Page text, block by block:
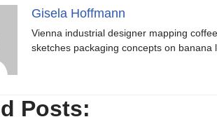
Gisela Hoffmann
Vienna industrial designer mapping
sketches packaging concepts on banana
Posts: